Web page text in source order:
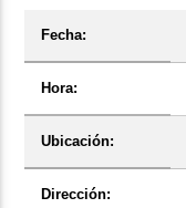
Fecha:
Hora:
Ubicación:
Dirección: